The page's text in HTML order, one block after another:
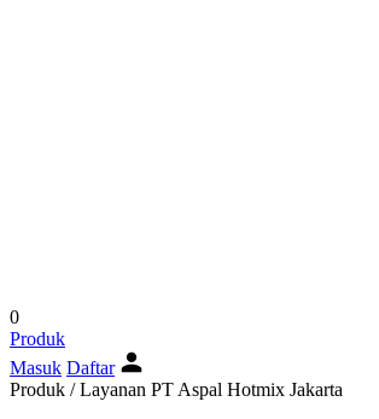
0
Produk
Masuk Daftar
Produk / Layanan PT Aspal Hotmix Jakarta